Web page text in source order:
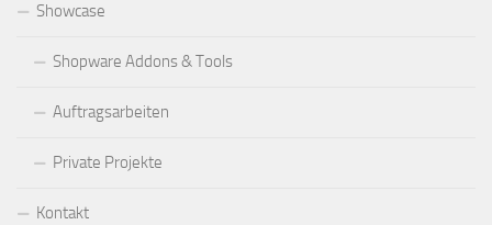
Showcase
Shopware Addons & Tools
Auftragsarbeiten
Private Projekte
Kontakt